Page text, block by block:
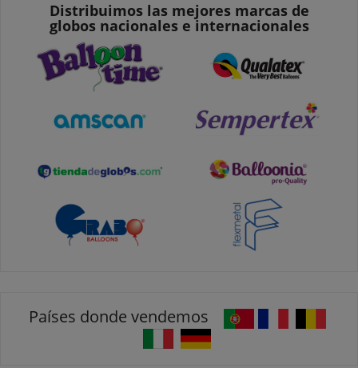
Distribuimos las mejores marcas de
globos nacionales e internacionales
Países donde vendemos